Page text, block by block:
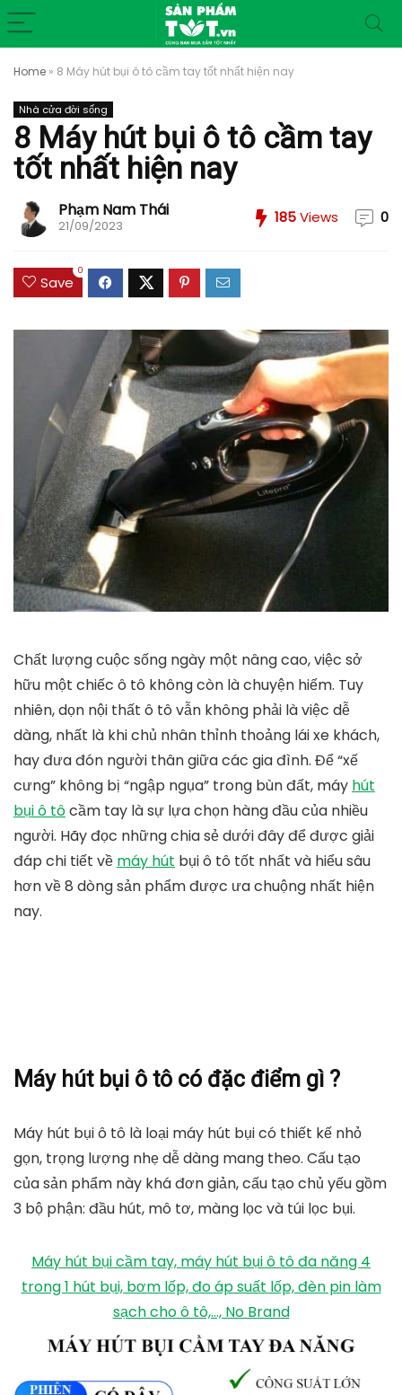
Home » 8 Máy hút bụi ô tô cầm tay tốt nhất hiện nay
Nhà cửa đời sống
8 Máy hút bụi ô tô cầm tay
tốt nhất hiện nay
Phạm Nam Thái
21/09/2023 185Views 0
Save
0
Chất lượng cuộc sống ngày một nâng cao, việc sở
hữu một chiếc ô tô không còn là chuyện hiếm. Tuy
nhiên, dọn nội thất ô tô vẫn không phải là việc dễ
dàng, nhất là khi chủ nhân thỉnh thoảng lái xe khách,
hay đưa đón người thân giữa các gia đình. Để “xế
cưng” không bị “ngập ngụa” trong bùn đất, máy hút
bụi ô tôcầm tay là sự lựa chọn hàng đầu của nhiều
người. Hãy đọc những chia sẻ dưới đây để được giải
đáp chi tiết về máy hút bụi ô tô tốt nhất và hiểu sâu
hơn về 8 dòng sản phẩm được ưa chuộng nhất hiện
nay.
Máy hút bụi ô tô có đặc điểm gì ?
Máy hút bụi ô tô là loại máy hút bụi có thiết kế nhỏ
gọn, trọng lượng nhẹ dễ dàng mang theo. Cấu tạo
của sản phẩm này khá đơn giản, cấu tạo chủ yếu gồm
3 bộ phận: đầu hút, mô tơ, màng lọc và túi lọc bụi.
Máy hút bụi cầm tay, máy hút bụi ô tô đa năng 4
trong 1 hút bụi, bơm lốp, đo áp suất lốp, đèn pin làm
sạch cho ô tô,..., No Brand